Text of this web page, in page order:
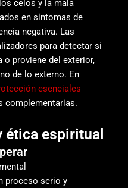
celos y la mala
en síntomas de
negativa. Las
para detectar si
o proviene del exterior,
de lo externo. En
esenciales
complementarias.
espiritual
proceso serio y